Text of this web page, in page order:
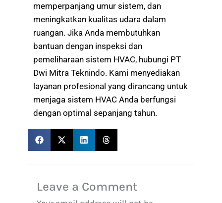
memperpanjang umur sistem, dan
meningkatkan kualitas udara dalam
ruangan. Jika Anda membutuhkan
bantuan dengan inspeksi dan
pemeliharaan sistem HVAC, hubungi PT
Dwi Mitra Teknindo. Kami menyediakan
layanan profesional yang dirancang untuk
menjaga sistem HVAC Anda berfungsi
dengan optimal sepanjang tahun.
Leave a Comment